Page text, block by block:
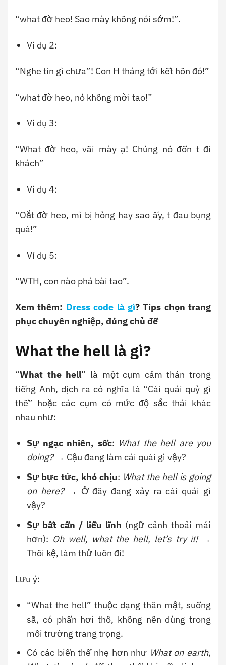
“what đờ heo! Sao mày không nói sớm!”.
Ví dụ 2:
“Nghe tin gì chưa”! Con H tháng tới kết hôn đó!”
“what đờ heo, nó không mời tao!”
Ví dụ 3:
“What đờ heo, vãi mày ạ! Chúng nó đồn t đi
khách”
Ví dụ 4:
“Oắt đờ heo, mì bị hỏng hay sao ấy, t đau bụng
quá!”
Ví dụ 5:
“WTH, con nào phá bài tao”.
Xem thêm: Dress code là gì? Tips chọn trang
phục chuyên nghiệp, đúng chủ đề
What the hell là gì?
“What the hell” là một cụm cảm thán trong
tiếng Anh, dịch ra có nghĩa là “Cái quái quỷ gì
thế” hoặc các cụm có mức độ sắc thái khác
nhau như:
Sự ngạc nhiên, sốc: What the hell are you
doing?→ Cậu đang làm cái quái gì vậy?
Sự bực tức, khó chịu: What the hell is going
on here?→ Ở đây đang xảy ra cái quái gì
vậy?
Sự bất cần / liều lĩnh (ngữ cảnh thoải mái
hơn): Oh well, what the hell, let’s try it!→
Thôi kệ, làm thử luôn đi!
Lưu ý:
“What the hell” thuộc dạng thân mật, suồng
sã, có phần hơi thô, không nên dùng trong
môi trường trang trọng.
Có các biến thể nhẹ hơn như What on earth,